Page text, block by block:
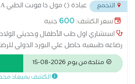
التجمع
سلمه من ...
سعر الكشف:600 جنيه
استشاري اول طب الأطفال وحديثي
رضاعه طبيعيه حاصل علي البورد الدولي
التغذية العلاجية للاطفال وأخصائي رعاية
متاحة من يوم 2026-08-15
الكشف بميعاد